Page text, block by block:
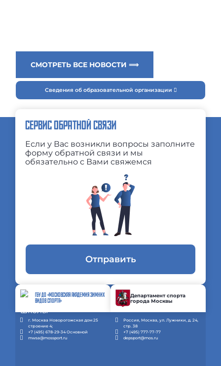
СМОТРЕТЬ ВСЕ НОВОСТИ ⟹
Сведения об образовательной организации
СЕРВИС ОБРАТНОЙ СВЯЗИ
Если у Вас возникли вопросы заполните
форму обратной связи и мы
обязательно с Вами свяжемся
Отправить
ГБУ ДО «МОСКОВСКАЯ АКАДЕМИЯ ЗИМНИХ
ВИДОВ СПОРТА»
г. Москва Новорогожская дом 25
строение 4;
+7 (495) 678-29-34 Основной
mwsa@mossport.ru
Департамент спорта
города Москвы
Россия, Москва, ул. Лужники, д. 24,
стр. 38
+7 (495) 777-77-77
depsport@mos.ru